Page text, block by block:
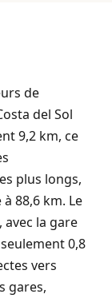
de
del Sol
9,2 km, ce
plus longs,
88,6 km. Le
la gare
0,8
vers
gares,